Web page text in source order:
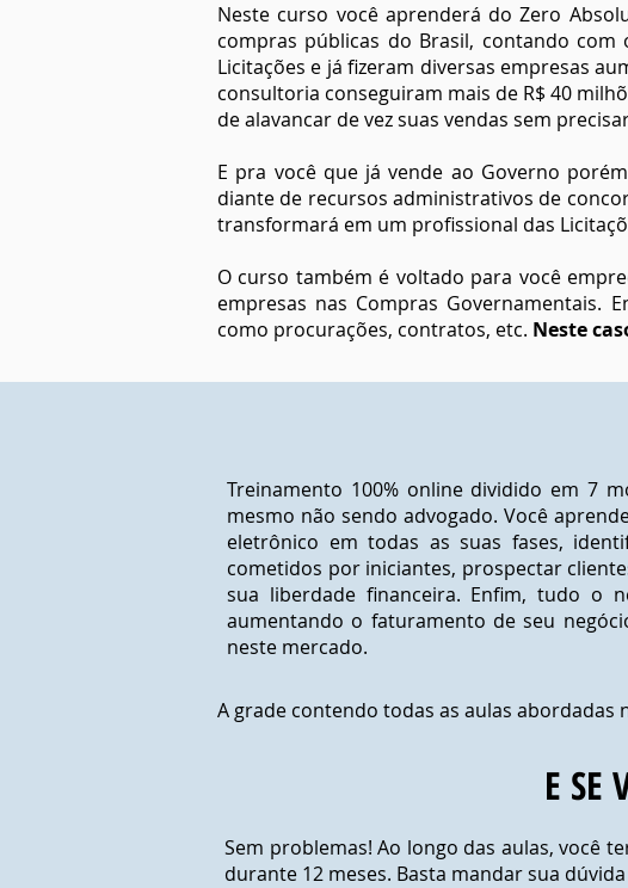
Neste curso você aprenderá do Zero
compras públicas do Brasil, contando
Licitações e já fizeram diversas empresas
consultoria conseguiram mais de R$ 40
de alavancar de vez suas vendas sem
E pra você que já vende ao Governo
diante de recursos administrativos de
transformará em um profissional das
O curso também é voltado para você
empresas nas Compras Governamentais.
como procurações, contratos, etc. Neste
Treinamento 100% online dividido em 7
mesmo não sendo advogado. Você
eletrônico em todas as suas fases,
cometidos por iniciantes, prospectar
sua liberdade financeira. Enfim, tudo o
aumentando o faturamento de seu
neste mercado.
A grade contendo todas as aulas abordadas
E SE
Sem problemas! Ao longo das aulas, você
durante 12 meses. Basta mandar sua